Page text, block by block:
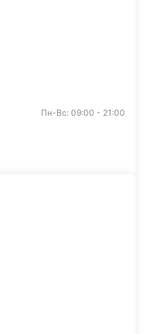
Пн-Вс: 09:00 - 21:00